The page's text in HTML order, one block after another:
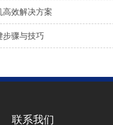
高效解决方案
步骤与技巧
联系我们